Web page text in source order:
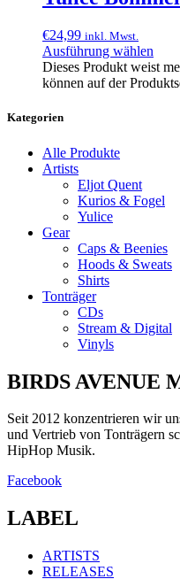
€24,99 inkl. Mwst.
Ausführung wählen
Dieses Produkt weist
können auf der
Kategorien
Alle Produkte
Artists
Eljot Quent
Kurios & Fogel
Yulice
Gear
Caps & Beenies
Hoods & Sweats
Shirts
Tonträger
CDs
Stream & Digital
Vinyls
BIRDS AVENUE
Seit 2012 konzentrieren wir
und Vertrieb von Tonträgern
HipHop Musik.
Facebook
LABEL
ARTISTS
RELEASES